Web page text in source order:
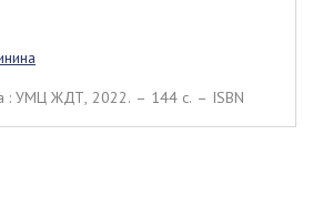
: УМЦ ЖДТ, 2022. – 144 c. – ISBN